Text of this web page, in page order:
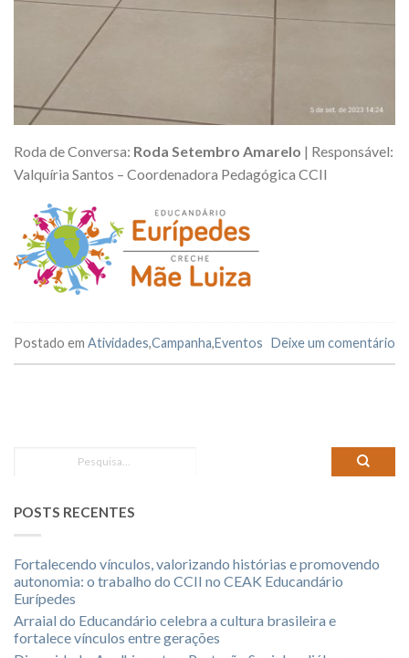
Roda de Conversa: Roda Setembro Amarelo | Responsável:
Valquíria Santos – Coordenadora Pedagógica CCII
Postado em Atividades,Campanha,Eventos Deixe um comentário
POSTS RECENTES
Fortalecendo vínculos, valorizando histórias e promovendo
autonomia: o trabalho do CCII no CEAK Educandário
Eurípedes
Arraial do Educandário celebra a cultura brasileira e
fortalece vínculos entre gerações